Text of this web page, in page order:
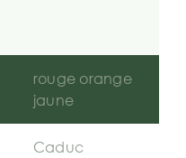
rouge orange
jaune
Caduc